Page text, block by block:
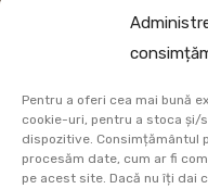
Pentru a oferi cea mai bună
cookie-uri, pentru a stoca și/
dispozitive. Consimțământul
procesăm date, cum ar fi
pe acest site. Dacă nu îți dai
Link-uri
Retur